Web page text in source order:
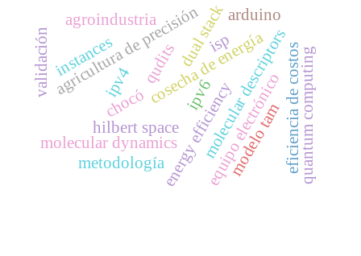
cosecha de energía
ipv6
ipv4 energy efficiencymolecular descriptors
molecular dynamics
agricultura de precisión eficiencia de costosquantum computing
qudits
hilbert space
instances dual stack
isp
agroindustria
chocó equipo electrónico
metodología
validación
arduino
modelo tam